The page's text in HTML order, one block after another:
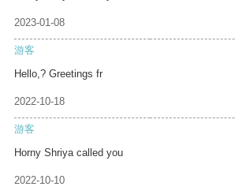
2023-01-08
游客
Hello,? Greetings fr
2022-10-18
游客
Horny Shriya called you
2022-10-10